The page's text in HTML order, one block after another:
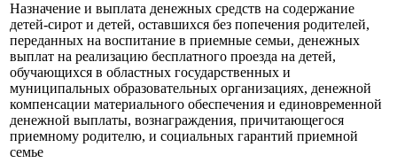
Назначение и выплата денежных средств на содержание
детей-сирот и детей, оставшихся без попечения родителей,
переданных на воспитание в приемные семьи, денежных
выплат на реализацию бесплатного проезда на детей,
обучающихся в областных государственных и
муниципальных образовательных организациях, денежной
компенсации материального обеспечения и единовременной
денежной выплаты, вознаграждения, причитающегося
приемному родителю, и социальных гарантий приемной
семье